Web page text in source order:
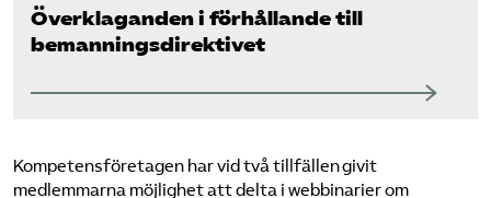
Sök på kompetensforetagen.se
Överklaganden i förhållande till
bemannings­direktivet
Kompetensföretagen har vid två tillfällen givit
medlemmarna möjlighet att delta i webbinarier om